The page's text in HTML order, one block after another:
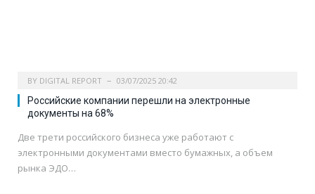
BY DIGITAL REPORT 03/07/2025 20:42
Российские компании перешли на электронные
документы на 68%
Две трети российского бизнеса уже работают с
электронными документами вместо бумажных, а объем
рынка ЭДО…